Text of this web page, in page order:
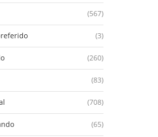
(567)
(3)
(260)
(83)
(708)
(65)